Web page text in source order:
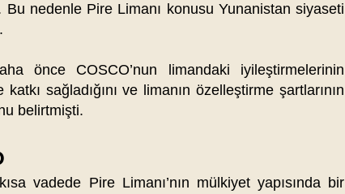
Bu nedenle Pire Limanı konusu Yunanistan siyaseti
önce COSCO’nun limandaki iyileştirmelerinin
sağladığını ve limanın özelleştirme şartlarının
belirtmişti.
vadede Pire Limanı’nın mülkiyet yapısında bir